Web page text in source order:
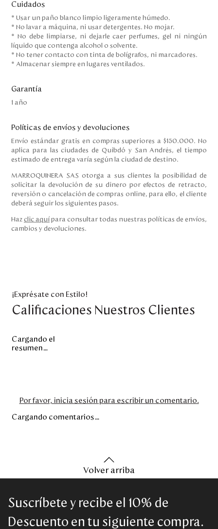
Cuidados
* Usar un paño blanco limpio ligeramente húmedo.
* No lavar a máquina, ni usar detergentes. No mojar.
* No debe limpiarse, ni dejarle caer perfumes, gel ni ningún
líquido que contenga alcohol o solvente.
* No tener contacto con tinta de bolígrafos, ni marcadores.
* Almacenar siempre en lugares ventilados.
Garantía
1 año
Políticas de envíos y devoluciones
Envío estándar gratis en compras superiores a $150.000. No
aplica para las ciudades de Quibdó y San Andrés, el tiempo
estimado de entrega varía según la ciudad de destino.
MARROQUINERA SAS otorga a sus clientes la posibilidad de
solicitar la devolución de su dinero por efectos de retracto,
reversión o cancelación de compras online, para ello, el cliente
deberá seguir los siguientes pasos.
Haz clic aquí para consultar todas nuestras políticas de envíos,
cambios y devoluciones.
¡Exprésate con Estilo!
Calificaciones Nuestros Clientes
Cargando el
resumen…
Por favor, inicia sesión para escribir un comentario.
Cargando comentarios…
Volver arriba
Suscríbete y recibe el 10% de
Descuento en tu siguiente compra.